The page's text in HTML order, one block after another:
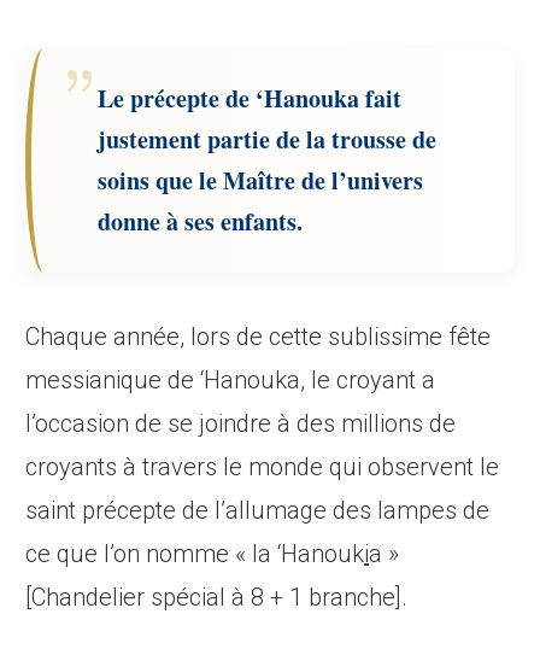
Le précepte de ‘Hanouka fait
justement partie de la trousse de
soins que le Maître de l’univers
donne à ses enfants.
Chaque année, lors de cette sublissime fête
messianique de ‘Hanouka, le croyant a
l’occasion de se joindre à des millions de
croyants à travers le monde qui observent le
saint précepte de l’allumage des lampes de
ce que l’on nomme « la ‘Hanoukia »
[Chandelier spécial à 8 + 1 branche].